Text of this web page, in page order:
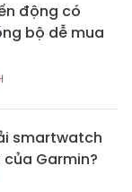
động có
bộ dễ mua
smartwatch
Garmin?